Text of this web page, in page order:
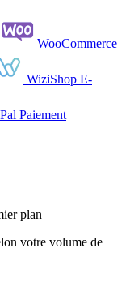
WooCommerce
WiziShop E-
Paiement
plan
votre volume de